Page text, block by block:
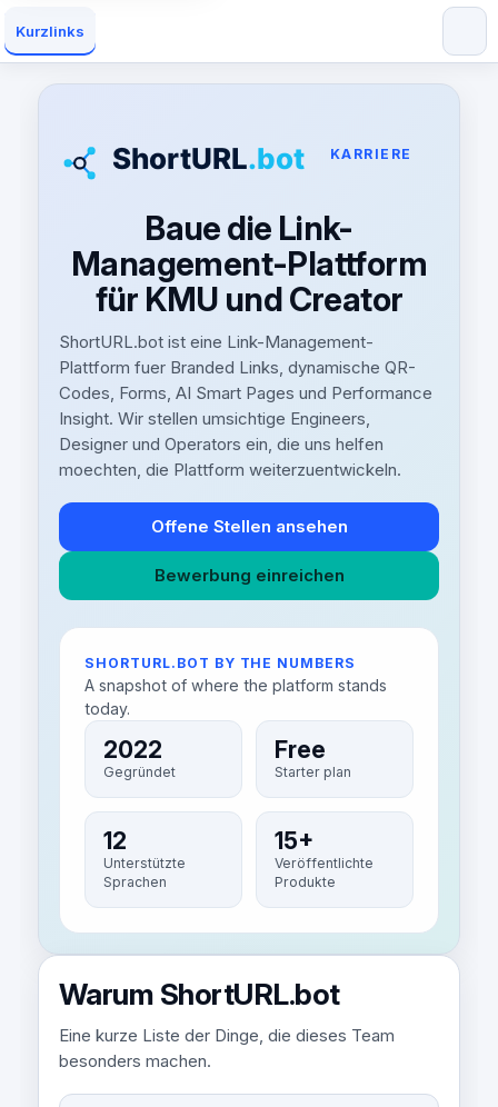
Kurzlinks
KARRIERE
Baue die Link-
Management-Plattform
für KMU und Creator
ShortURL.bot ist eine Link-Management-
Plattform fuer Branded Links, dynamische QR-
Codes, Forms, AI Smart Pages und Performance
Insight. Wir stellen umsichtige Engineers,
Designer und Operators ein, die uns helfen
moechten, die Plattform weiterzuentwickeln.
Offene Stellen ansehen
Bewerbung einreichen
SHORTURL.BOT BY THE NUMBERS
A snapshot of where the platform stands
today.
2022
Gegründet
Free
Starter plan
12
Unterstützte
Sprachen
15+
Veröffentlichte
Produkte
Warum ShortURL.bot
Eine kurze Liste der Dinge, die dieses Team
besonders machen.